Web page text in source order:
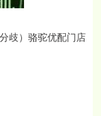
歧）骆驼优配门店